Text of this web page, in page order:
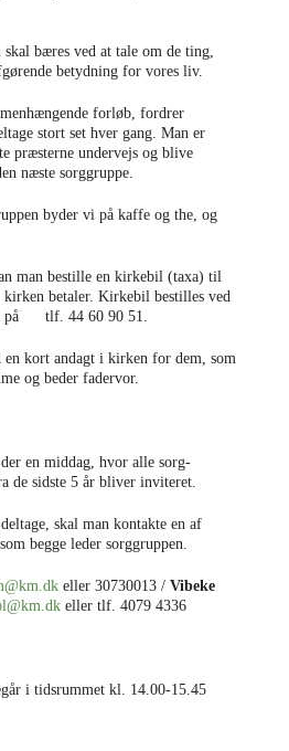
skal bæres ved at tale om de ting,
betydning for vores liv.
forløb, fordrer
stort set hver gang. Man er
præsterne undervejs og blive
næste sorggruppe.
byder vi på kaffe og the, og
man bestille en kirkebil (taxa) til
kirken betaler. Kirkebil bestilles ved
på tlf. 44 60 90 51.
en kort andagt i kirken for dem, som
og beder fadervor.
en middag, hvor alle sorg-
de sidste 5 år bliver inviteret.
skal man kontakte en af
begge leder sorggruppen.
eller 30730013 / Vibeke
eller tlf. 4079 4336
i tidsrummet kl. 14.00-15.45